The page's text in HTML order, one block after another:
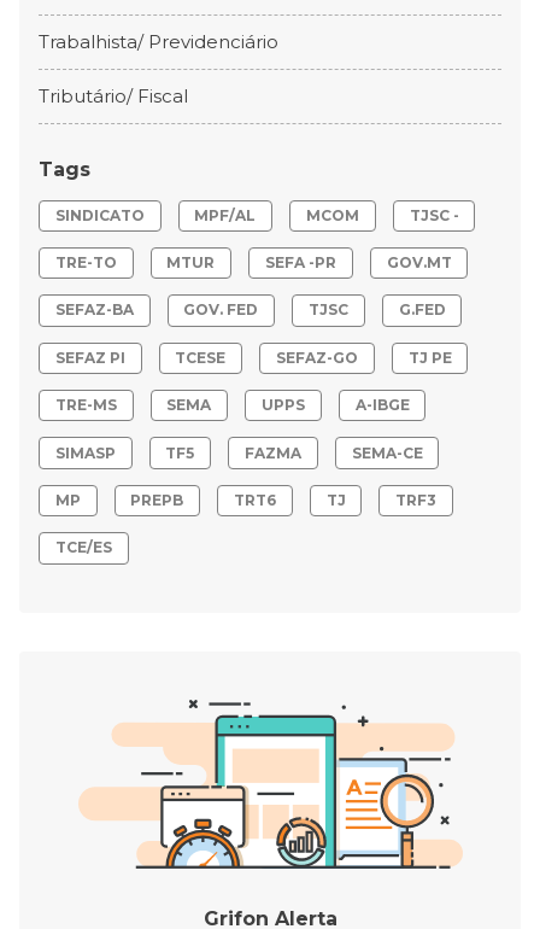
Trabalhista/ Previdenciário
Tributário/ Fiscal
Tags
SINDICATO MPF/AL MCOM TJSC -
TRE-TO MTUR SEFA -PR GOV.MT
SEFAZ-BA GOV. FED TJSC G.FED
SEFAZ PI TCESE SEFAZ-GO TJ PE
TRE-MS SEMA UPPS A-IBGE
SIMASP TF5 FAZMA SEMA-CE
MP PREPB TRT6 TJ TRF3
TCE/ES
Grifon Alerta